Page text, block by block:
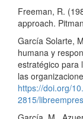
Freeman, R.
approach.
García Solarte,
humana y
estratégico para
las
https://doi.org/
2815/